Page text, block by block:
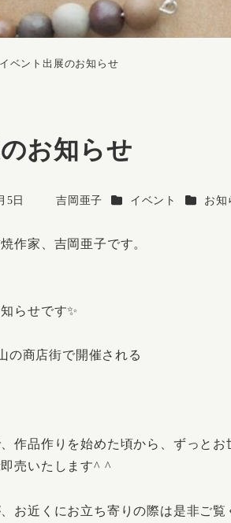
イベント出展のお知らせ
お知らせ
5日 吉岡亜子 カテゴリー
イベント カテゴ
お知
作家、吉岡亜子です。
らせです✨
の商店街で開催される
作品作りを始めた頃から、ずっとお
売いたします^ ^
お近くにお立ち寄りの際は是非ご覧